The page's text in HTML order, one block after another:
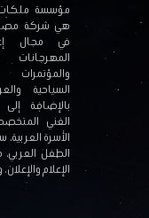
مؤسسة
هي شركة
في مجال
المهرجانات
والمؤتمرات
السياحية
بالإضافة إلى
الفني
الأسرة
الطفل
الإعلام